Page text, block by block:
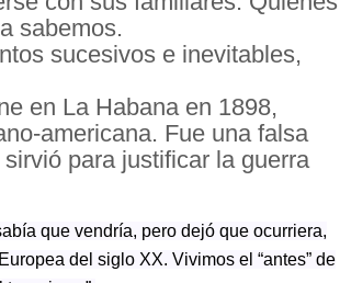
sabemos.
sucesivos e inevitables,
en La Habana en 1898,
americana. Fue una falsa
para justificar la guerra
que vendría, pero dejó que ocurriera,
del siglo XX. Vivimos el “antes” de